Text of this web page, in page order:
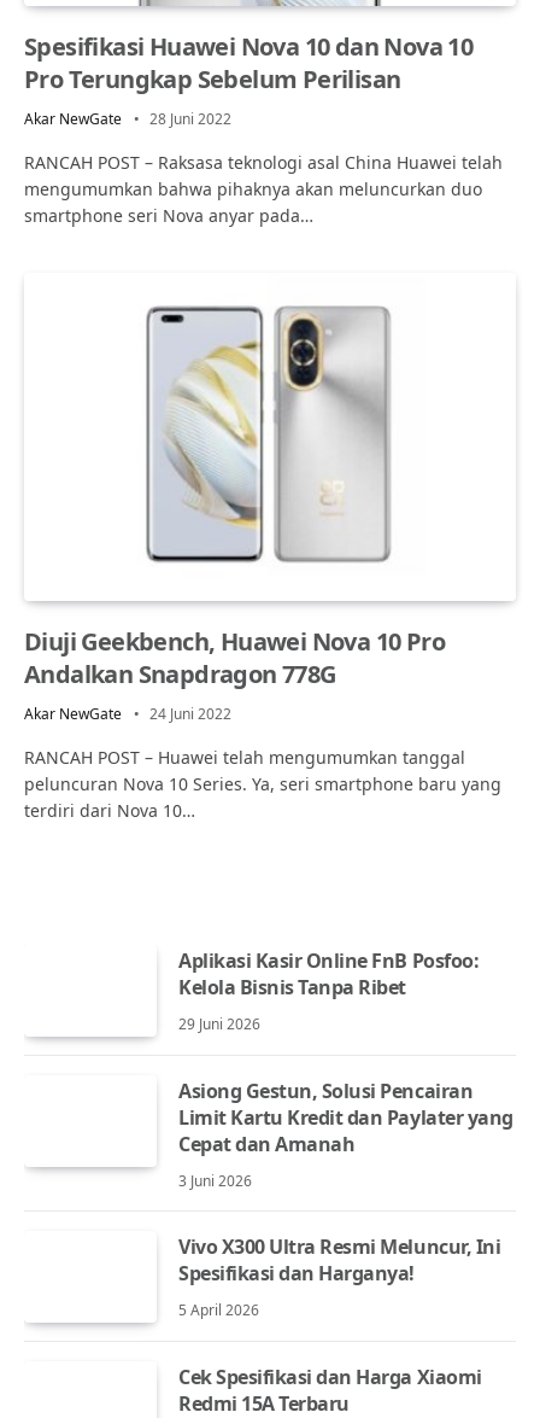
Spesifikasi Huawei Nova 10 dan Nova 10
Pro Terungkap Sebelum Perilisan
Akar NewGate 28 Juni 2022
RANCAH POST – Raksasa teknologi asal China Huawei telah
mengumumkan bahwa pihaknya akan meluncurkan duo
smartphone seri Nova anyar pada…
Diuji Geekbench, Huawei Nova 10 Pro
Andalkan Snapdragon 778G
Akar NewGate 24 Juni 2022
RANCAH POST – Huawei telah mengumumkan tanggal
peluncuran Nova 10 Series. Ya, seri smartphone baru yang
terdiri dari Nova 10…
Aplikasi Kasir Online FnB Posfoo:
Kelola Bisnis Tanpa Ribet
29 Juni 2026
Asiong Gestun, Solusi Pencairan
Limit Kartu Kredit dan Paylater yang
Cepat dan Amanah
3 Juni 2026
Vivo X300 Ultra Resmi Meluncur, Ini
Spesifikasi dan Harganya!
5 April 2026
Cek Spesifikasi dan Harga Xiaomi
Redmi 15A Terbaru